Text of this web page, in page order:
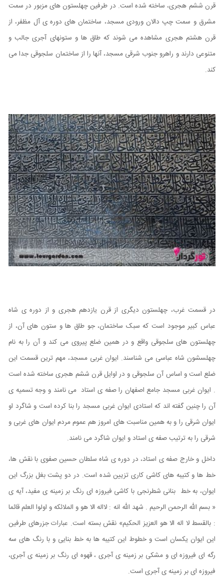
قرن ششم هجری، ساخته شده است. در طرفین چهلستون های مزبور در سمت
مشرق و سمت چپ دالان ورودی مسجد، ساختمان های دوره ی آل مظفر، از
قرن هشتم هجری مشاهده می شوند که طاق ها و ستونهای آجری جالب و
متنوعی دارند و راهرو جنوب شرقی مسجد، آنها را از ساختمان سلجوقی جدا می
کند.
در قسمت غرب، چهلستون دیگری از قرن یازدهم هجری و از دوره ی شاه
عباس کبیر موجود است که سبک ساختمان، جو طاق ها و ستون های آن، از
چهلستون های سلجوقی واقع و در همین ضلع پیروی می کند و آن را به نام
چهلسشون شاه عباسی می شناسند. ایوان غربی مسجد، مهم ترین قسمت این
ضلع است و اساس آن سلجوقی و در اوایل قرن ششم هجری ساخته شده است
. ایوان غربی مسجد جامع اصفهان را صفه ی استاد می نامند و وجه تسمیه ی
آن را چنین گفته اند که استادی ایوان غربی مسجد را بنا کرده است و شاگرد او
ایوان شرقی را و به همین مناسبت های امروز هم عموم مردم ایوان های غربی و
شرقی را به ترتيب صفه ی استاد و ایوان شاگرد می نامند.
داخل و خارج صفه ی استاد، در دوره ی شاه سلطان حسین صفوی با نقش ها،
خط ها و کتیبه های کاشی کاری تزیین شده است. در دو پشت بغل بزرگ این
ایوان، به خط بنانی شطرنجی با کاشی فیروزه ای رنگ بر زمینه ی مفید، آیه ی
« بسم الله الرحمن الرحيم . شهد الله انه : لااله الا هو و الملائکه و اولوا العلم قائما
: بالقسط لا اله الا هو العزيز الحكيم» نقش بسته است. عبارات جزرهای طرفین
این ایوان یکسان است و خطوط این کتیبه ها به خط بنایی و با رنگ های سه
رگه ای فیروزه ای و مشکی بر زمینه ی آجری ، قهوه ای رنگ بر زمینه ی آجری،
فیروزه ای بر زمینه ی آجری است.